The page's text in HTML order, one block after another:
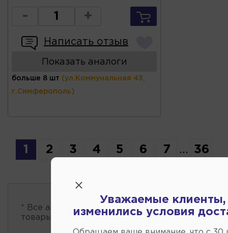
- +
Написать отзыв
Показать аналоги
больше 8 шт (ул.Коммунальная 43,
г.Симферополь)
1 2 3 4 5 6 7 ... 36
* Все автозапчасти есть в наличии, обновление
товары проходит несколько раз в сутки.
Уважаемые клиенты,
изменились условия